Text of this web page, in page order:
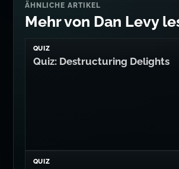
ÄHNLICHE ARTIKEL
Mehr von Dan Levy
QUIZ
Quiz: Destructuring Delights
QUIZ